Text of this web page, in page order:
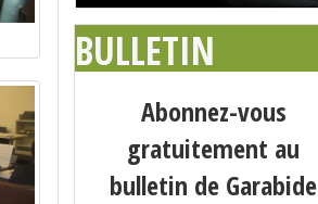
BULLETIN
Abonnez-vous
gratuitement au
bulletin de Garabide